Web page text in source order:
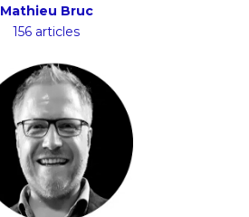
Mathieu Bruc
156 articles